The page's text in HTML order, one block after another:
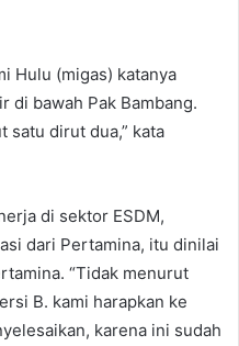
Hulu (migas) katanya
di bawah Pak Bambang.
satu dirut dua,” kata
di sektor ESDM,
dari Pertamina, itu dinilai
“Tidak menurut
B. kami harapkan ke
karena ini sudah